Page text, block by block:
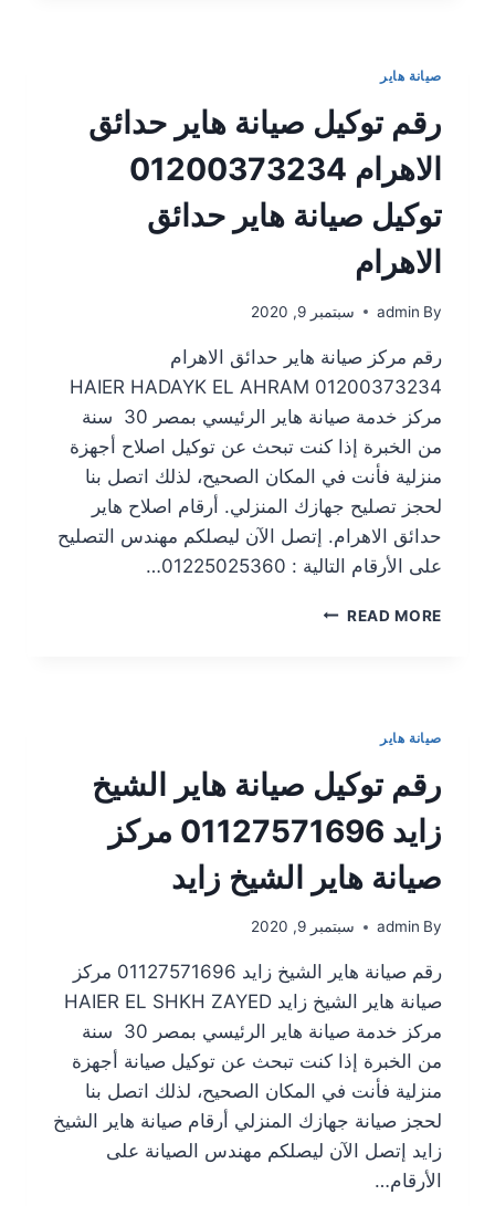
صيانة هاير
رقم توكيل صيانة هاير حدائق
الاهرام 01200373234
توكيل صيانة هاير حدائق
الاهرام
By
admin سبتمبر 9, 2020
رقم مركز صيانة هاير حدائق الاهرام
01200373234 HAIER HADAYK EL AHRAM
مركز خدمة صيانة هاير الرئيسي بمصر 30 سنة
من الخبرة إذا كنت تبحث عن توكيل اصلاح أجهزة
منزلية فأنت في المكان الصحيح، لذلك اتصل بنا
لحجز تصليح جهازك المنزلي. أرقام اصلاح هاير
حدائق الاهرام. إتصل الآن ليصلكم مهندس التصليح
على الأرقام التالية : 01225025360…
READ MORE
صيانة هاير
رقم توكيل صيانة هاير الشيخ
زايد 01127571696 مركز
صيانة هاير الشيخ زايد
By
admin سبتمبر 9, 2020
رقم صيانة هاير الشيخ زايد 01127571696 مركز
صيانة هاير الشيخ زايد HAIER EL SHKH ZAYED
مركز خدمة صيانة هاير الرئيسي بمصر 30 سنة
من الخبرة إذا كنت تبحث عن توكيل صيانة أجهزة
منزلية فأنت في المكان الصحيح، لذلك اتصل بنا
لحجز صيانة جهازك المنزلي أرقام صيانة هاير الشيخ
زايد إتصل الآن ليصلكم مهندس الصيانة على
الأرقام…